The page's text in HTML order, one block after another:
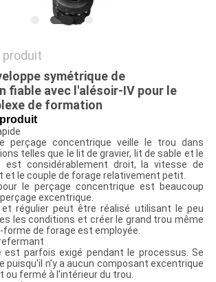
produit
symétrique de
fiable avec l'alésoir-IV pour le
de formation
perçage concentrique veille le trou dans
telles que le lit de gravier, lit de sable et le
est considérablement droit, la vitesse de
et le couple de forage relativement petit.
le perçage concentrique est beaucoup
excentrique.
régulier peut être réalisé utilisant le peu
les conditions et créer le grand trou même
de forage est employée.
est parfois exigé pendant le processus. Se
puisqu'il n'y a aucun composant excentrique
ou fermé à l'intérieur du trou.